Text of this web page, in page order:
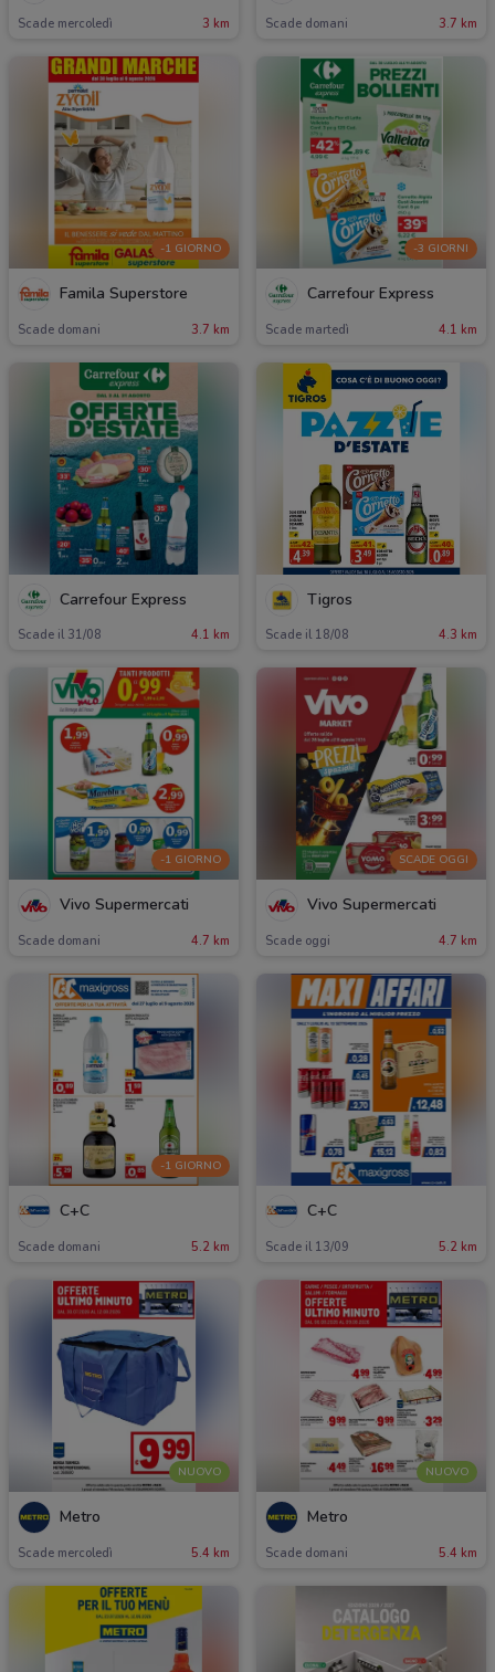
Scade mercoledì 3 km Scade domani 3.7 km
-1 GIORNO
Famila Superstore
Scade domani 3.7 km
-3 GIORNI
Carrefour Express
Scade martedì 4.1 km
Carrefour Express
Scade il 31/08 4.1 km
Tigros
Scade il 18/08 4.3 km
-1 GIORNO
Vivo Supermercati
Scade domani 4.7 km
SCADE OGGI
Vivo Supermercati
Scade oggi 4.7 km
-1 GIORNO
C+C
Scade domani 5.2 km
C+C
Scade il 13/09 5.2 km
NUOVO
Metro
Scade mercoledì 5.4 km
NUOVO
Metro
Scade domani 5.4 km